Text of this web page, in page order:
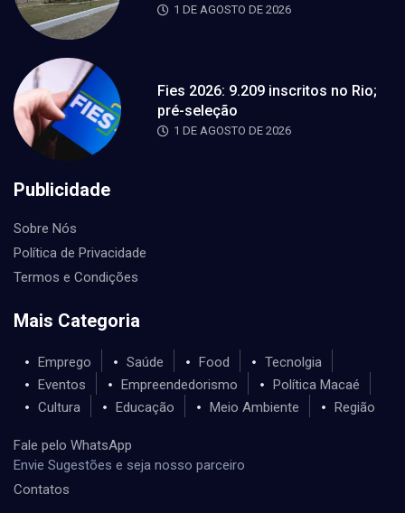
1 DE AGOSTO DE 2026
Fies 2026: 9.209 inscritos no Rio;
pré-seleção
1 DE AGOSTO DE 2026
Publicidade
Sobre Nós
Política de Privacidade
Termos e Condições
Mais Categoria
Emprego Saúde Food
Tecnolgia
Eventos
Empreendedorismo
Política Macaé
Cultura
Educação Meio Ambiente Região
Fale pelo WhatsApp
Envie Sugestões e seja nosso parceiro
Contatos